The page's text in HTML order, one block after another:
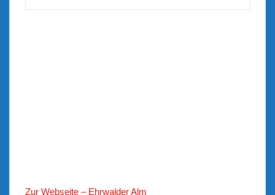
Zur Webseite – Ehrwalder Alm